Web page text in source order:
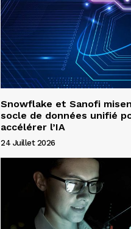
Snowflake et Sanofi
socle de données unifié
accélérer l’IA
24 Juillet 2026